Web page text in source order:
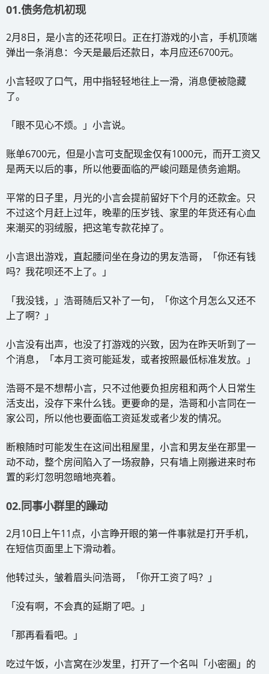
01.债务危机初现
2月8日，是小言的还花呗日。正在打游戏的小言，手机顶端
弹出一条消息：今天是最后还款日，本月应还6700元。
小言轻叹了口气，用中指轻轻地往上一滑，消息便被隐藏
了。
「眼不见心不烦。」小言说。
账单6700元，但是小言可支配现金仅有1000元，而开工资又
是两天以后的事，所以他要面临的严峻问题是债务逾期。
平常的日子里，月光的小言会提前留好下个月的还款金。只
不过这个月赶上过年，晚辈的压岁钱、家里的年货还有心血
来潮买的羽绒服，把这笔专款花掉了。
小言退出游戏，直起腰问坐在身边的男友浩哥，「你还有钱
吗？我花呗还不上了。」
「我没钱，」浩哥随后又补了一句，「你这个月怎么又还不
上了啊？」
小言没有出声，也没了打游戏的兴致，因为在昨天听到了一
个消息，「本月工资可能延发，或者按照最低标准发放。」
浩哥不是不想帮小言，只不过他要负担房租和两个人日常生
活支出，没存下来什么钱。更要命的是，浩哥和小言同在一
家公司，所以他也要面临工资延发或者少发的情况。
断粮随时可能发生在这间出租屋里，小言和男友坐在那里一
动不动，整个房间陷入了一场寂静，只有墙上刚搬进来时布
置的彩灯忽明忽暗地亮着。
02.同事小群里的躁动
2月10日上午11点，小言睁开眼的第一件事就是打开手机，
在短信页面里上下滑动着。
他转过头，皱着眉头问浩哥，「你开工资了吗？」
「没有啊，不会真的延期了吧。」
「那再看看吧。」
吃过午饭，小言窝在沙发里，打开了一个名叫「小密圈」的